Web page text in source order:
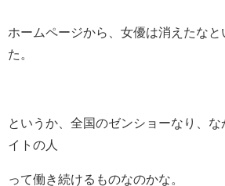
ホームページから、女優は消えたなと
た。
というか、全国のゼンショーなり、
イトの人
って働き続けるものなのかな。